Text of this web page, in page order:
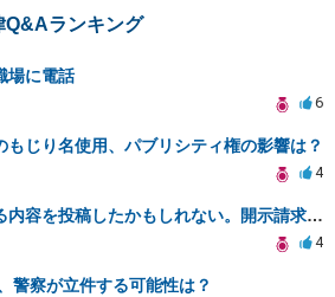
Q&Aランキング
場に電話
6
もじり名使用、パブリシティ権の影響は？
4
誹謗中傷に当たる内容を投稿したかもしれない。開示請求や民事刑事裁判に発展しうるのか教えて欲しい。
4
警察が立件する可能性は？